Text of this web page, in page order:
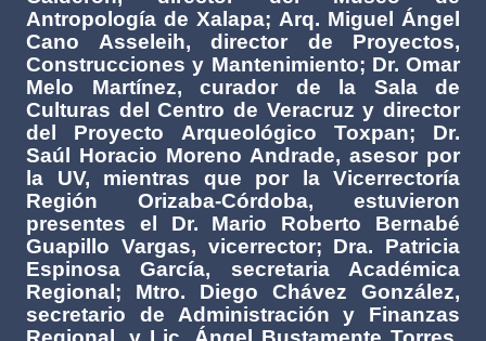
Antropología de Xalapa; Arq. Miguel Ángel
Cano Asseleih, director de Proyectos,
Construcciones y Mantenimiento; Dr. Omar
Melo Martínez, curador de la Sala de
Culturas del Centro de Veracruz y director
del Proyecto Arqueológico Toxpan; Dr.
Saúl Horacio Moreno Andrade, asesor por
la UV, mientras que por la Vicerrectoría
Región Orizaba-Córdoba, estuvieron
presentes el Dr. Mario Roberto Bernabé
Guapillo Vargas, vicerrector; Dra. Patricia
Espinosa García, secretaria Académica
Regional; Mtro. Diego Chávez González,
secretario de Administración y Finanzas